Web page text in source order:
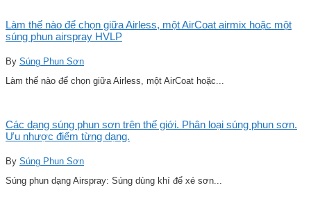
Làm thế nào để chọn giữa Airless, một AirCoat airmix hoặc một
súng phun airspray HVLP
By Súng Phun Sơn
Làm thế nào để chọn giữa Airless, một AirCoat hoặc...
Các dạng súng phun sơn trên thế giới. Phân loại súng phun sơn.
Ưu nhược điểm từng dạng.
By Súng Phun Sơn
Súng phun dạng Airspray: Súng dùng khí để xé sơn...